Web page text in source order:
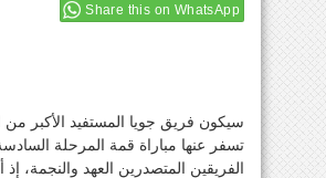
Share this on WhatsApp
سيكون فريق جويا المستفيد الأكبر من
تسفر عنها مباراة قمة المرحلة
الفريقين المتصدرين العهد والنجمة،